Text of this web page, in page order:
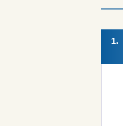
1.